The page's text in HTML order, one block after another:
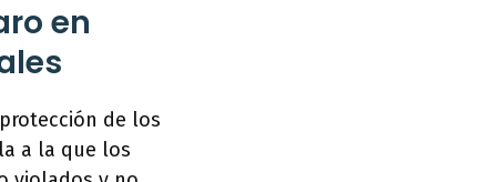
en
de los
a la que los